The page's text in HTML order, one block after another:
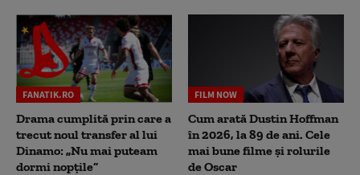
FANATIK.RO
Drama cumplită prin care a
trecut noul transfer al lui
Dinamo: „Nu mai puteam
dormi nopțile”
FILM NOW
Cum arată Dustin Hoffman
în 2026, la 89 de ani. Cele
mai bune filme și rolurile
de Oscar